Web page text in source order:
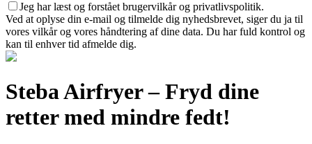
Jeg har læst og forstået brugervilkår og privatlivspolitik.
Ved at oplyse din e-mail og tilmelde dig nyhedsbrevet, siger du ja til
vores vilkår og vores håndtering af dine data. Du har fuld kontrol og
kan til enhver tid afmelde dig.
Steba Airfryer – Fryd dine
retter med mindre fedt!